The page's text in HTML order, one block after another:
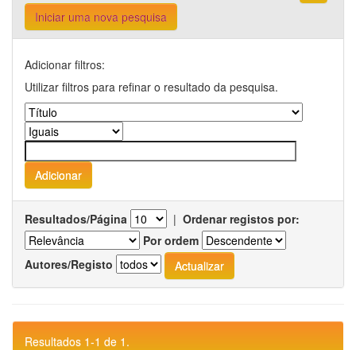
Iniciar uma nova pesquisa
Adicionar filtros:
Utilizar filtros para refinar o resultado da pesquisa.
Resultados/Página | Ordenar registos por:
Por ordem
Autores/Registo
Resultados 1-1 de 1.